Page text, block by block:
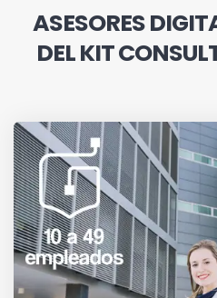
ASESORES
DEL KIT